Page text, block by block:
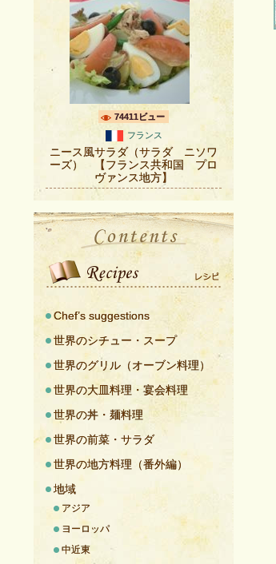
74411ビュー
フランス
ニース風サラダ（サラダ ニソワ
ーズ） 【フランス共和国 プロ
ヴァンス地方】
Chef’s suggestions
世界のシチュー・スープ
世界のグリル（オーブン料理）
世界の大皿料理・宴会料理
世界の丼・麺料理
世界の前菜・サラダ
世界の地方料理（番外編）
地域
アジア
ヨーロッパ
中近東